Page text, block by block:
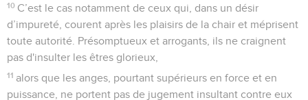
10 C’est le cas notamment de ceux qui, dans un désir
d’impureté, courent après les plaisirs de la chair et méprisent
toute autorité. Présomptueux et arrogants, ils ne craignent
pas d'insulter les êtres glorieux,
11 alors que les anges, pourtant supérieurs en force et en
puissance, ne portent pas de jugement insultant contre eux